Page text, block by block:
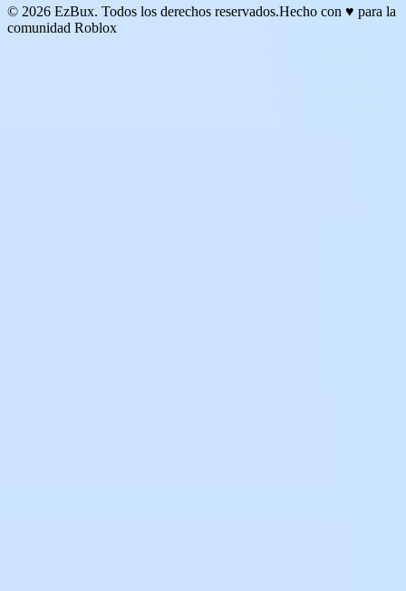
© 2026 EzBux. Todos los derechos reservados.Hecho con ♥ para la
comunidad Roblox